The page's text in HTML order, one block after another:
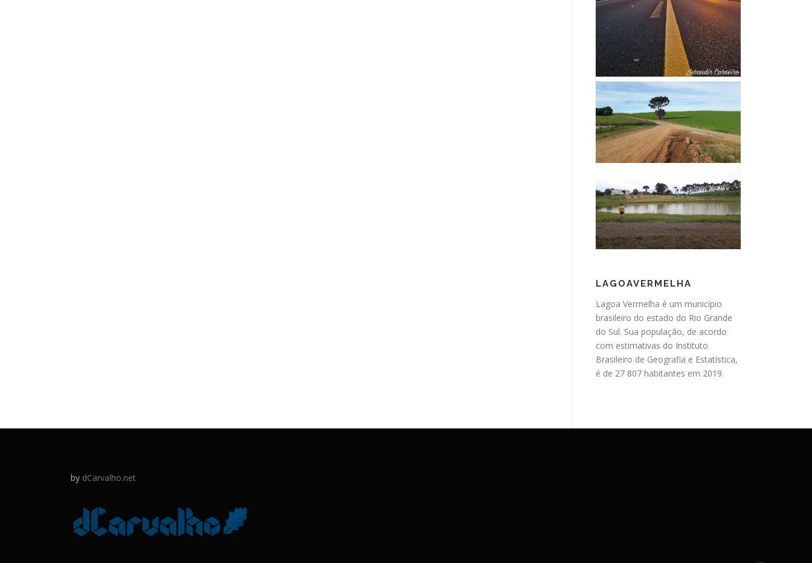
LAGOAVERMELHA
Lagoa Vermelha é um município
brasileiro do estado do Rio Grande
do Sul. Sua população, de acordo
com estimativas do Instituto
Brasileiro de Geografia e Estatística,
é de 27 807 habitantes em 2019.
by dCarvalho.net